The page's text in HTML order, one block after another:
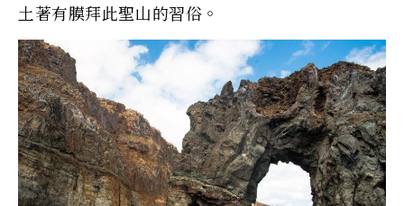
土著有膜拜此聖山的習俗。